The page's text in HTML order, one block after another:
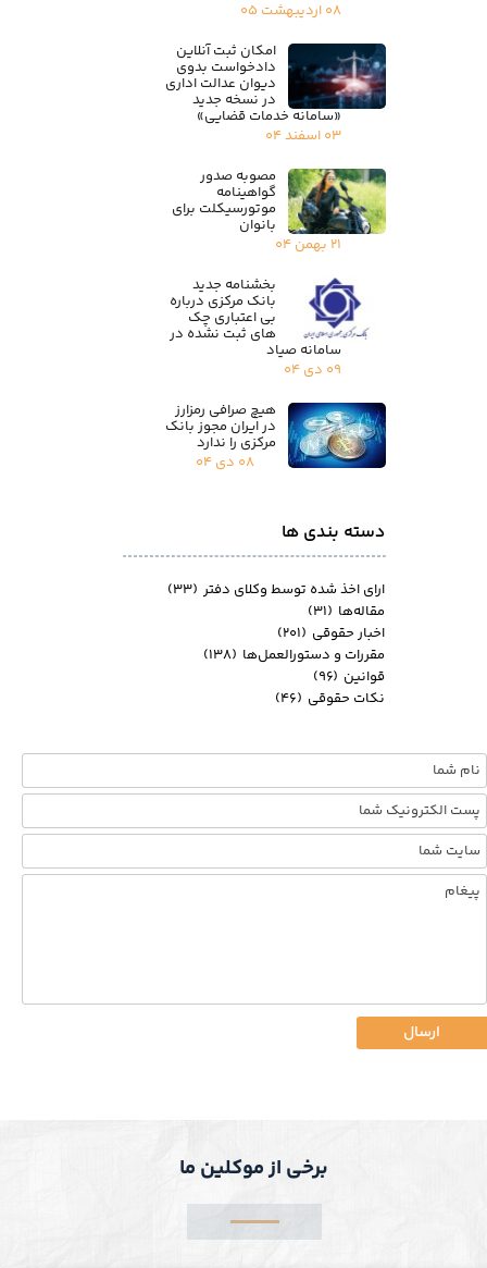
ارسال
دسته بندی ها
۰۸ اردیبهشت ۰۵
امکان ثبت آنلاین
دادخواست بدوی
دیوان عدالت اداری
در نسخه جدید
«سامانه خدمات قضایی»
۰۳ اسفند ۰۴
مصوبه صدور
گواهینامه
موتورسیکلت برای
بانوان
۲۱ بهمن ۰۴
بخشنامه جدید
بانک مرکزی درباره
بی اعتباری چک
های ثبت نشده در
سامانه صیاد
۰۹ دی ۰۴
هیچ صرافی رمزارز
در ایران مجوز بانک
مرکزی را ندارد
۰۸ دی ۰۴
ارای اخذ شده توسط وکلای دفتر (۳۳)
مقاله‌ها (۳۱)
اخبار حقوقی (۲۰۱)
مقررات و دستورالعمل‌ها (۱۳۸)
قوانین (۹۶)
نکات حقوقی (۴۶)
برخی از موکلین ما